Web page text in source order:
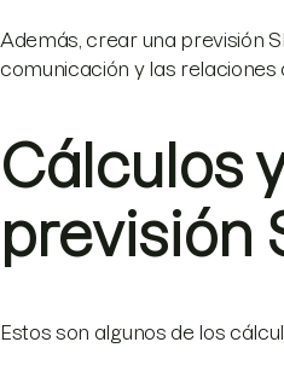
Además, crear una previsión
comunicación y las relaciones
Cálculos
previsión
Estos son algunos de los